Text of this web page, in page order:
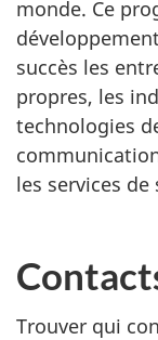
monde. Ce
succès les
propres, les
technologies
les services
Trouver qui